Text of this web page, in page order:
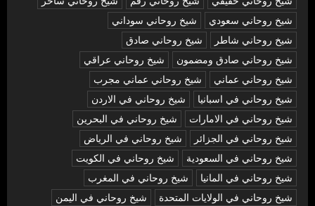
شيخ روحاني سعودي
شيخ روحاني سوداني
شيخ روحاني شاطر
شيخ روحاني صادق
شيخ روحاني صادق ومضمون
شيخ روحاني عراقي
شيخ روحاني عماني
شيخ روحاني عماني مجرب
شيخ روحاني في اسبانيا
شيخ روحاني في الاردن
شيخ روحاني في الامارات
شيخ روحاني في البحرين
شيخ روحاني في الجزائر
شيخ روحاني في الرياض
شيخ روحاني في السعودية
شيخ روحاني في الكويت
شيخ روحاني في المانيا
شيخ روحاني في المغرب
شيخ روحاني في الولايات المتحدة
شيخ روحاني في اليمن